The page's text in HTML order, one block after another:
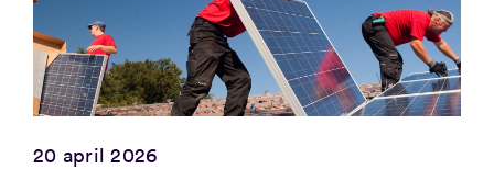
20 april 2026